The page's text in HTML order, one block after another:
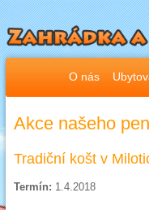
O nás
Akce našeho
Tradiční košt v
Termín: 1.4.2018